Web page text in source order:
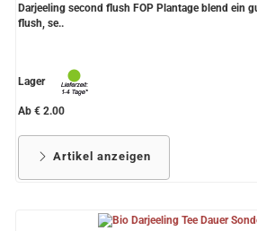
Darjeeling second flush FOP Plantage blend ein
flush, se..
Lager
Ab € 2.00
Artikel anzeigen